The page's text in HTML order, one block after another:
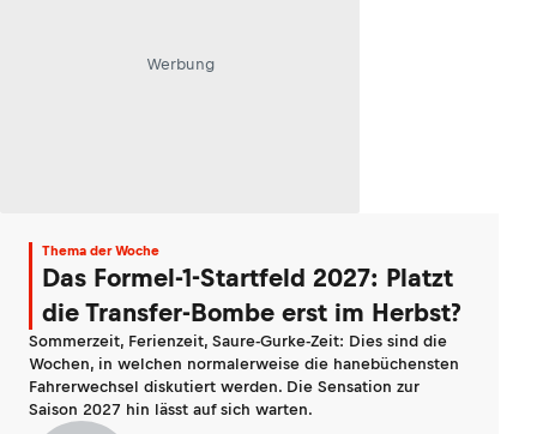
Werbung
Thema der Woche
Das Formel-1-Startfeld 2027: Platzt
die Transfer-Bombe erst im Herbst?
Sommerzeit, Ferienzeit, Saure-Gurke-Zeit: Dies sind die
Wochen, in welchen normalerweise die hanebüchensten
Fahrerwechsel diskutiert werden. Die Sensation zur
Saison 2027 hin lässt auf sich warten.